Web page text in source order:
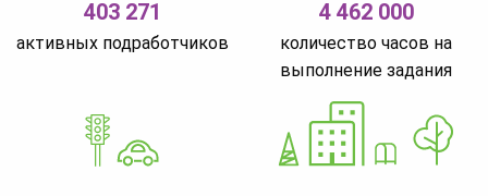
403 271
активных подработчиков
4 462 000
количество часов на
выполнение задания